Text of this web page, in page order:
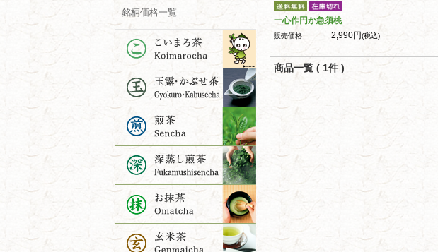
銘柄価格一覧
一心作円か急須桃
販売価格 2,990円(税込)
商品一覧 ( 1件 )